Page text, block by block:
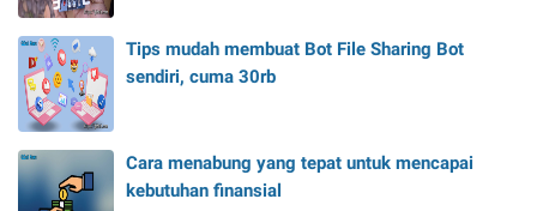
Tips mudah membuat Bot File Sharing Bot
sendiri, cuma 30rb
Cara menabung yang tepat untuk mencapai
kebutuhan finansial